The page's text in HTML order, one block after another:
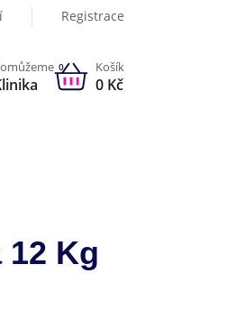
Registrace
0 Košík
0 Kč
Kg